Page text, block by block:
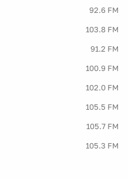
92.6 FM
103.8 FM
91.2 FM
100.9 FM
102.0 FM
105.5 FM
105.7 FM
105.3 FM